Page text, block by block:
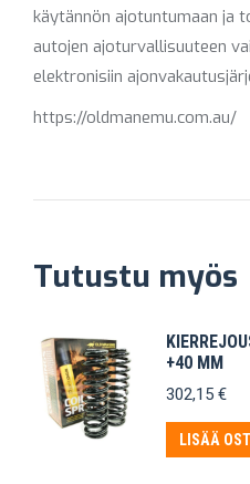
käytännön ajotuntumaan ja
autojen ajoturvallisuuteen
elektronisiin
https://oldmanemu.com.au/
Tutustu myös
+40 MM
302,15 €
LISÄÄ